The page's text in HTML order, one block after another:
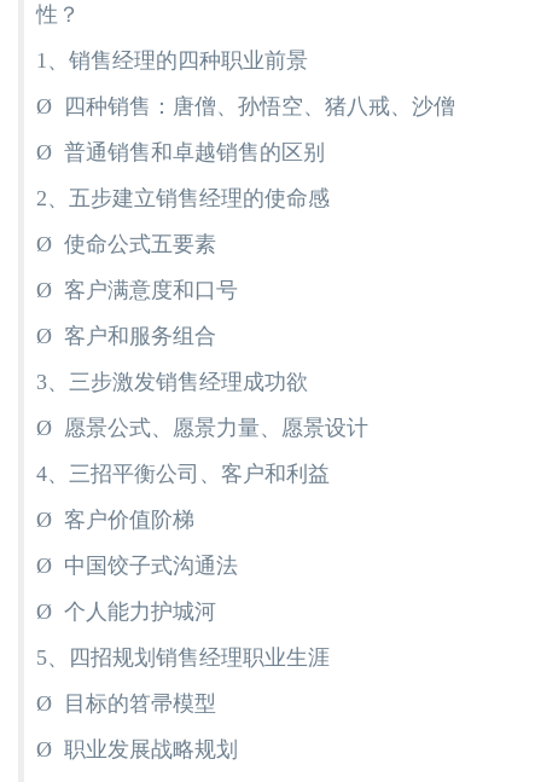
性？
1、销售经理的四种职业前景
Ø 四种销售：唐僧、孙悟空、猪八戒、沙僧
Ø 普通销售和卓越销售的区别
2、五步建立销售经理的使命感
Ø 使命公式五要素
Ø 客户满意度和口号
Ø 客户和服务组合
3、三步激发销售经理成功欲
Ø 愿景公式、愿景力量、愿景设计
4、三招平衡公司、客户和利益
Ø 客户价值阶梯
Ø 中国饺子式沟通法
Ø 个人能力护城河
5、四招规划销售经理职业生涯
Ø 目标的笤帚模型
Ø 职业发展战略规划